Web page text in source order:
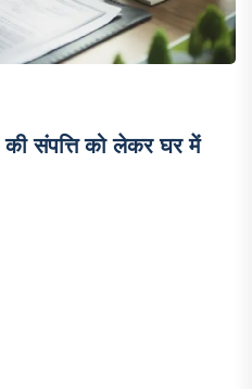
संपत्ति को लेकर घर में